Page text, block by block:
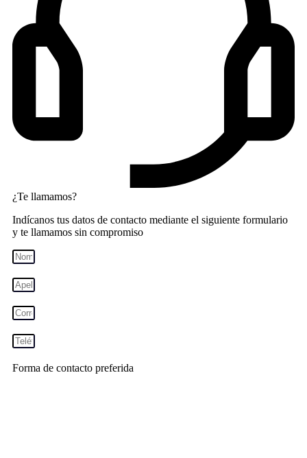
¿Te llamamos?
Indícanos tus datos de contacto mediante el siguiente formulario
y te llamamos sin compromiso
Forma de contacto preferida